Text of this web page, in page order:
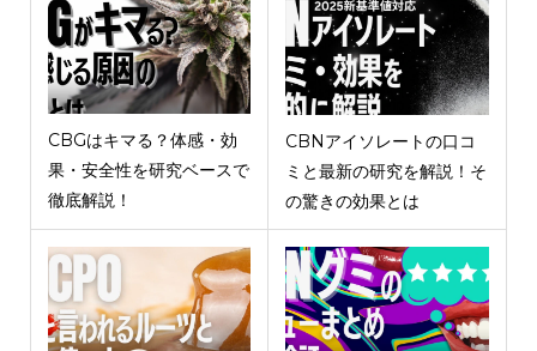
CBGはキマる？体感・効
果・安全性を研究ベースで
徹底解説！
CBNアイソレートの口コ
ミと最新の研究を解説！そ
の驚きの効果とは